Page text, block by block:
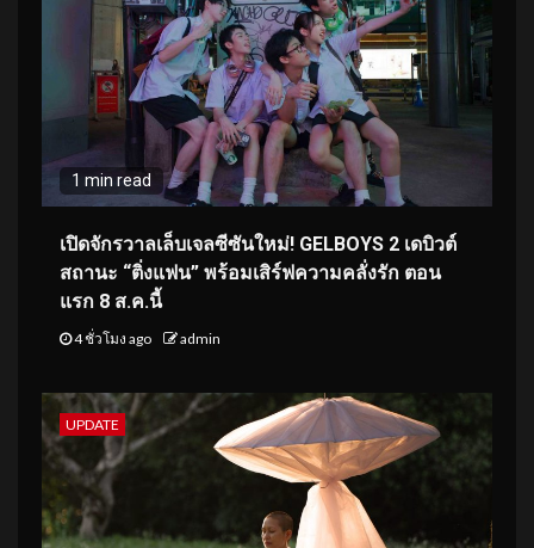
1 min read
เปิดจักรวาลเล็บเจลซีซันใหม่! GELBOYS 2 เดบิวต์
สถานะ “ติ่งแฟน” พร้อมเสิร์ฟความคลั่งรัก ตอน
แรก 8 ส.ค.นี้
4 ชั่วโมง ago admin
UPDATE